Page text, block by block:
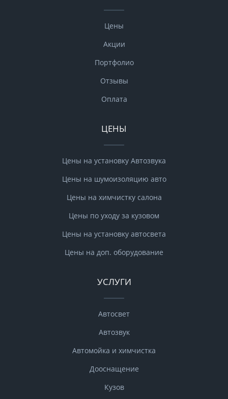
Цены
Акции
Портфолио
Отзывы
Оплата
ЦЕНЫ
Цены на установку Автозвука
Цены на шумоизоляцию авто
Цены на химчистку салона
Цены по уходу за кузовом
Цены на установку автосвета
Цены на доп. оборудование
УСЛУГИ
Автосвет
Автозвук
Автомойка и химчистка
Дооснащение
Кузов